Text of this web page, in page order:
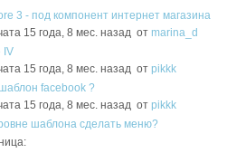
3 - под компонент интернет магазина
15 года, 8 мес. назад от marina_d
IV
15 года, 8 мес. назад от pikkk
facebook ?
15 года, 8 мес. назад от pikkk
шаблона сделать меню?